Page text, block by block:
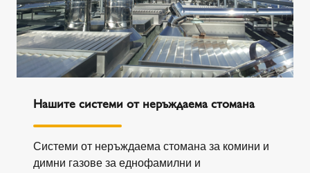
Нашите системи от неръждаема стомана
Системи от неръждаема стомана за комини и
димни газове за еднофамилни и